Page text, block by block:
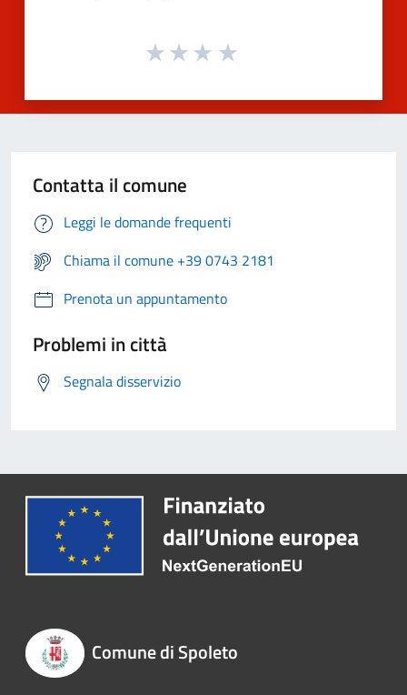
Contatta il comune
Leggi le domande frequenti
Chiama il comune +39 0743 2181
Prenota un appuntamento
Problemi in città
Segnala disservizio
Comune di Spoleto